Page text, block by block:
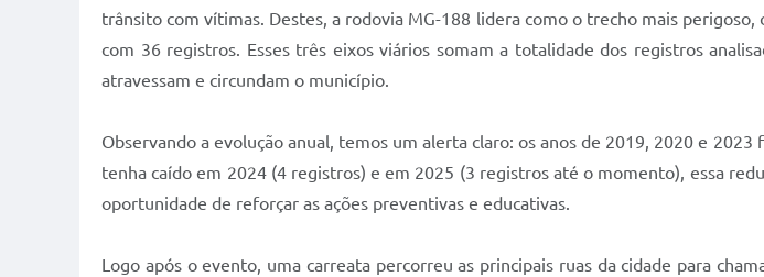
trânsito com vítimas. Destes, a rodovia MG-188 lidera como o trecho mais
com 36 registros. Esses três eixos viários somam a totalidade dos registros
atravessam e circundam o município.
Observando a evolução anual, temos um alerta claro: os anos de 2019, 2020 e
tenha caído em 2024 (4 registros) e em 2025 (3 registros até o momento), essa
oportunidade de reforçar as ações preventivas e educativas.
Logo após o evento, uma carreata percorreu as principais ruas da cidade para